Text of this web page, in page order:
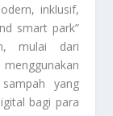
inklusif,
smart park”
mulai dari
yang
bagi para